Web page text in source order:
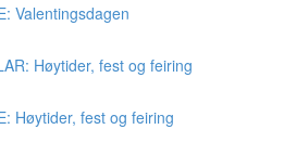
Valentingsdagen
Høytider, fest og feiring
Høytider, fest og feiring